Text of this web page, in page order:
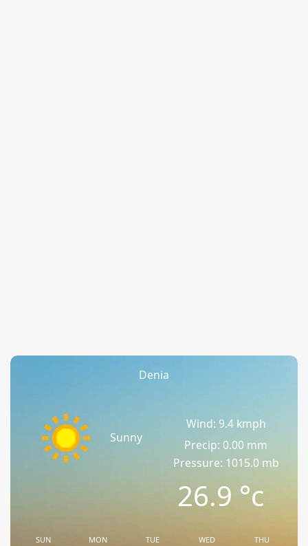
Denia
Sunny
Wind: 9.4 kmph
Precip: 0.00 mm
Pressure: 1015.0 mb
26.9°c
SUN MON TUE WED THU